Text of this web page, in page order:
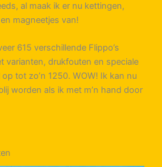
al maak ik er nu kettingen,
magneetjes van!
615 verschillende Flippo’s
varianten, drukfouten en speciale
tot zo’n 1250. WOW! Ik kan nu
worden als ik met m’n hand door